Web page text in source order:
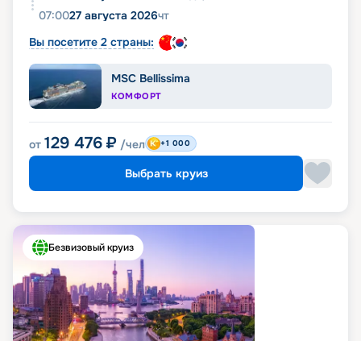
07:0027 августа 2026чт
Вы посетите 2 страны:
MSC Bellissima
КОМФОРТ
от 129 476 ₽ /чел +1 000
Выбрать круиз
Безвизовый круиз